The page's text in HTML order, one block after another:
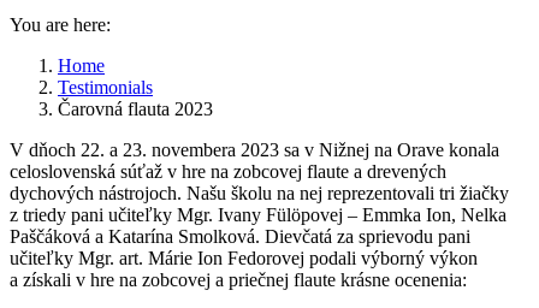
You are here:
Home
Testimonials
Čarovná flauta 2023
V dňoch 22. a 23. novembera 2023 sa v Nižnej na Orave konala
celoslovenská súťaž v hre na zobcovej flaute a drevených
dychových nástrojoch. Našu školu na nej reprezentovali tri žiačky
z triedy pani učiteľky Mgr. Ivany Fülöpovej – Emmka Ion, Nelka
Paščáková a Katarína Smolková. Dievčatá za sprievodu pani
učiteľky Mgr. art. Márie Ion Fedorovej podali výborný výkon
a získali v hre na zobcovej a priečnej flaute krásne ocenenia: